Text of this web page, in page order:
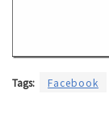
Tags: Facebook